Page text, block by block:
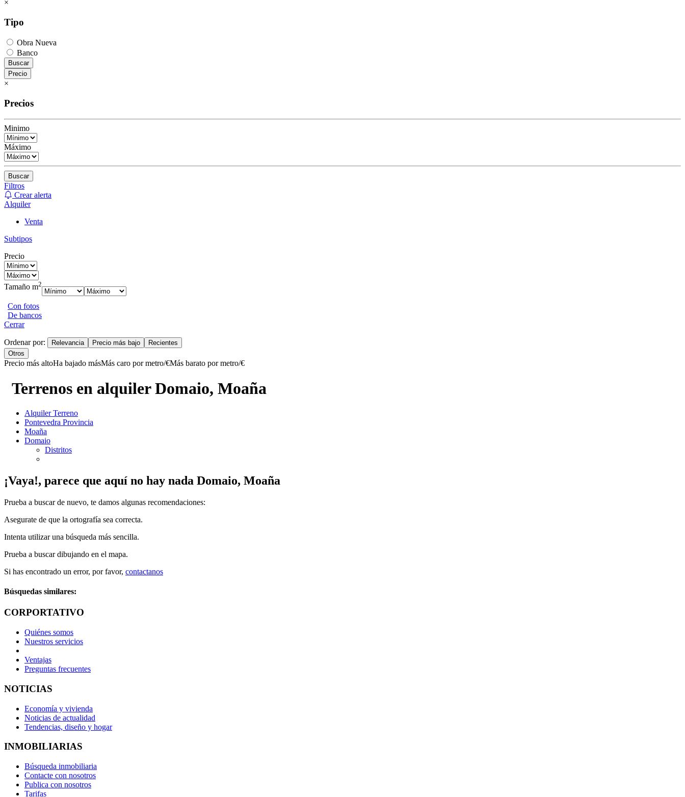
×
Tipo
Obra Nueva
Banco
Buscar
Precio
×
Precios
Minimo
Máximo
Buscar
Filtros
Crear alerta
Alquiler
Venta
Subtipos
Precio
Tamaño m2
Con fotos
De bancos
Cerrar
Ordenar por: Relevancia Precio más bajo
Recientes
Otros
Precio más altoHa bajado másMás caro por metro/€Más barato por metro/€
Terrenos en alquiler Domaio, Moaña
Alquiler Terreno
Pontevedra Provincia
Moaña
Domaio
Distritos
¡Vaya!, parece que aquí no hay nada Domaio, Moaña
Prueba a buscar de nuevo, te damos algunas recomendaciones:
Asegurate de que la ortografía sea correcta.
Intenta utilizar una búsqueda más sencilla.
Prueba a buscar dibujando en el mapa.
Si has encontrado un error, por favor, contactanos
Búsquedas similares:
CORPORTATIVO
Quiénes somos
Nuestros servicios
Ventajas
Preguntas frecuentes
NOTICIAS
Economía y vivienda
Noticias de actualidad
Tendencias, diseño y hogar
INMOBILIARIAS
Búsqueda inmobiliaria
Contacte con nosotros
Publica con nosotros
Tarifas